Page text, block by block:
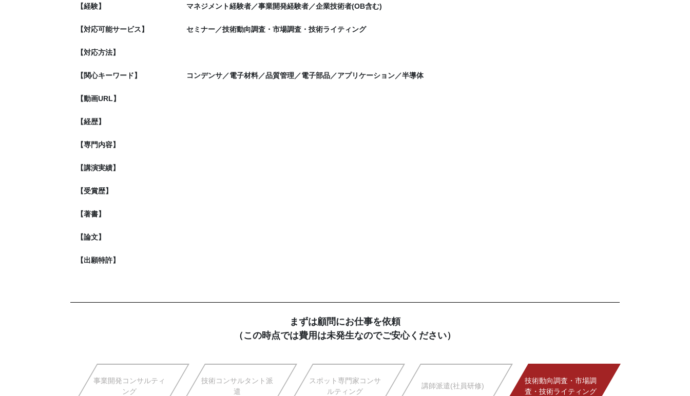
【経験】 マネジメント経験者／事業開発経験者／企業技術者(OB含む)
【対応可能サービス】 セミナー／技術動向調査・市場調査・技術ライティング
【対応方法】
【関心キーワード】 コンデンサ／電子材料／品質管理／電子部品／アプリケーション／半導体
【動画URL】
【経歴】
【専門内容】
【講演実績】
【受賞歴】
【著書】
【論文】
【出願特許】
まずは顧問にお仕事を依頼
（この時点では費用は未発生なのでご安心ください）
事業開発コンサルティ
ング
技術コンサルタント派
遣
スポット専門家コンサ
ルティング
講師派遣(社員研修)
技術動向調査・市場調
査・技術ライティング